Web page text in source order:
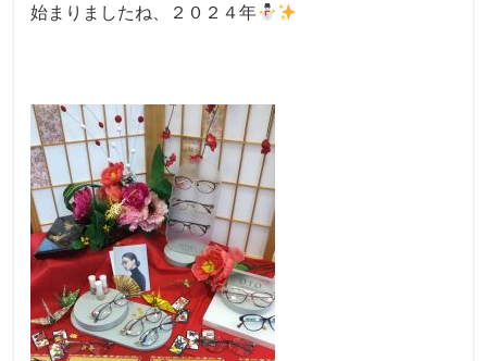
始まりましたね、２０２４年